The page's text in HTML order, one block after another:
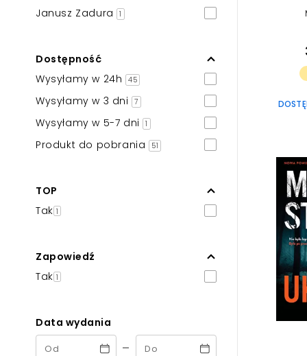
Janusz Zadura 1
Dostępność
Wysyłamy w 24h
45
Wysyłamy w 3 dni 7
Wysyłamy w 5-7 dni 1
Produkt do pobrania 51
TOP
Tak 1
Zapowiedź
Tak 1
Data wydania
-